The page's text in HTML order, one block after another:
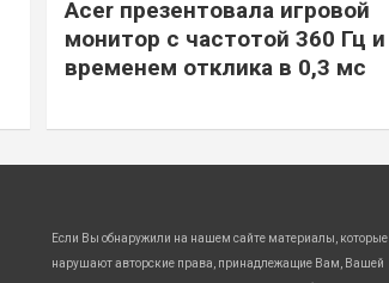
Acer презентовала игровой
монитор с частотой 360 Гц и
временем отклика в 0,3 мс
Если Вы обнаружили на нашем сайте материалы, которые
нарушают авторские права, принадлежащие Вам, Вашей